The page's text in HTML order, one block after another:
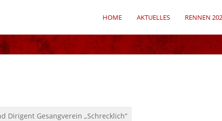
HOME AKTUELLES RENNEN
Dirigent Gesangverein „Schrecklich“